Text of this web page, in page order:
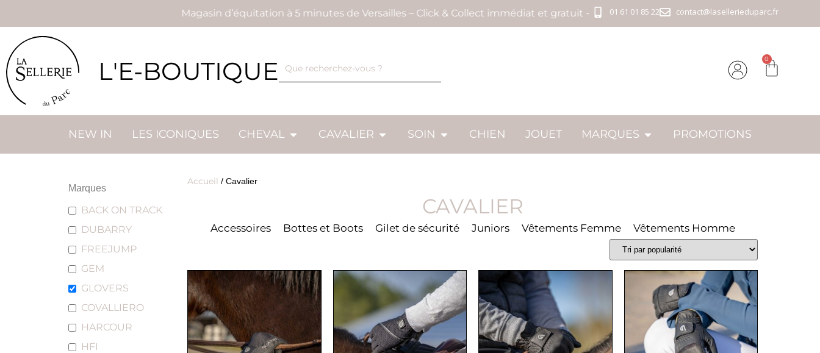
Magasin d’équitation à 5 minutes de Versailles – Click & Collect immédiat et gratuit - Livraison offerte à partir de 89€ - Tout est en stock,
01 61 01 85 22 contact@lasellerieduparc.fr
L'E-BOUTIQUE 0
NEW IN LES ICONIQUES CHEVAL CAVALIER SOIN CHIEN JOUET MARQUES PROMOTIONS
Marques
BACK ON TRACK
DUBARRY
FREEJUMP
GEM
GLOVERS
COVALLIERO
HARCOUR
HFI
Accueil / Cavalier
CAVALIER
Accessoires Bottes et Boots Gilet de sécurité Juniors Vêtements Femme Vêtements Homme